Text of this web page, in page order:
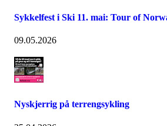
Sykkelfest i Ski 11. mai: Tour of
09.05.2026
Nyskjerrig på terrengsykling